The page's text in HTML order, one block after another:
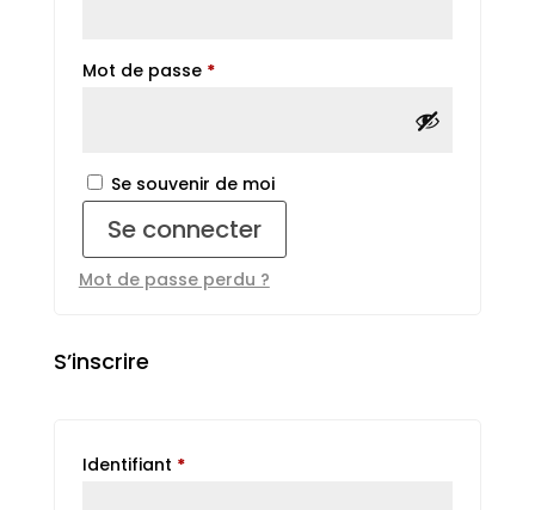
Mot de passe *Obligatoire
Se souvenir de moi
Se connecter
Mot de passe perdu ?
S’inscrire
Identifiant *Obligatoire